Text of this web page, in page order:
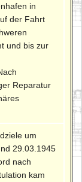
in
der Fahrt
und bis zur
Reparatur
um
29.03.1945
nach
kam